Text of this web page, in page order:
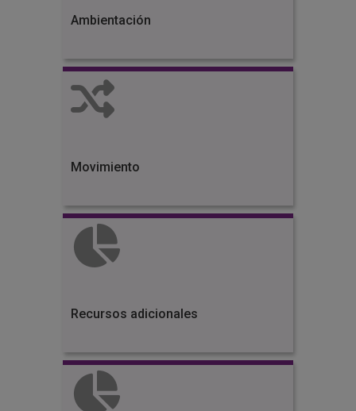
Ambientación
Movimiento
Recursos adicionales